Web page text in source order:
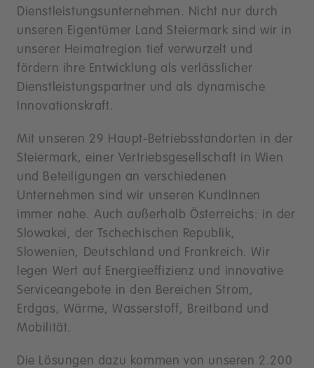
Dienstleistungsunternehmen. Nicht nur durch
unseren Eigentümer Land Steiermark sind wir in
unserer Heimatregion tief verwurzelt und
fördern ihre Entwicklung als verlässlicher
Dienstleistungspartner und als dynamische
Innovationskraft.
Mit unseren 29 Haupt-Betriebsstandorten in der
Steiermark, einer Vertriebsgesellschaft in Wien
und Beteiligungen an verschiedenen
Unternehmen sind wir unseren KundInnen
immer nahe. Auch außerhalb Österreichs: in der
Slowakei, der Tschechischen Republik,
Slowenien, Deutschland und Frankreich. Wir
legen Wert auf Energieeffizienz und innovative
Serviceangebote in den Bereichen Strom,
Erdgas, Wärme, Wasserstoff, Breitband und
Mobilität.
Die Lösungen dazu kommen von unseren 2.200